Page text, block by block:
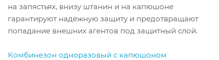
на запястьях, внизу штанин и на капюшоне
гарантируют надежную защиту и предотвращают
попадание внешних агентов под защитный слой.
Комбинезон одноразовый с капюшоном